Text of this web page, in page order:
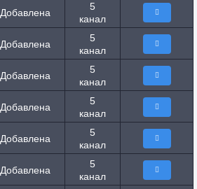
Добавлена
5
канал
Добавлена
5
канал
Добавлена
5
канал
Добавлена
5
канал
Добавлена
5
канал
Добавлена
5
канал